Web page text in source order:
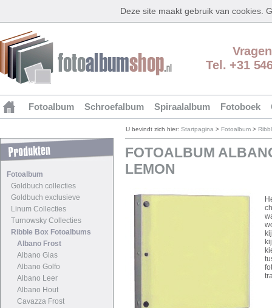
Deze site maakt gebruik van cookies.
Tel. +31
Fotoalbum Schroefalbum Spiraalalbum Fotoboek
Fotoalbum
Goldbuch collecties
Goldbuch exclusieve
Linum Collecties
Turnowsky Collecties
Ribble Box Fotoalbums
Albano Frost
Albano Glas
Albano Golfo
Albano Leer
Albano Hout
Cavazza Frost
U bevindt zich hier: Startpagina > Fotoalbum >
FOTOALBUM
LEMON